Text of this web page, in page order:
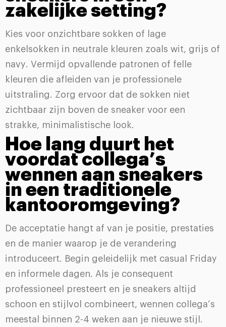
zakelijke setting?
Kies voor onzichtbare sokken of lage
enkelsokken in neutrale kleuren zoals wit, grijs of
navy. Vermijd opvallende patronen of felle
kleuren die afleiden van je professionele
uitstraling. Zorg ervoor dat de sokken niet
zichtbaar zijn boven de sneaker voor een
strakke, minimalistische look.
Hoe lang duurt het
voordat collega’s
wennen aan sneakers
in een traditionele
kantooromgeving?
De acceptatie hangt af van je positie, prestaties
en de manier waarop je de verandering
introduceert. Begin geleidelijk met casual Friday
en informele dagen. Als je consequent
professioneel presteert en je sneakers altijd
schoon en stijlvol combineert, wennen collega’s
meestal binnen 2-4 weken aan je nieuwe stijl.